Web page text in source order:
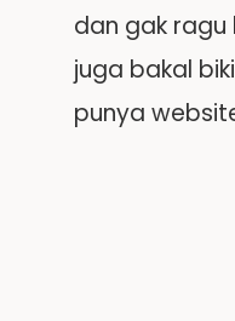
dan gak ragu
juga bakal
punya